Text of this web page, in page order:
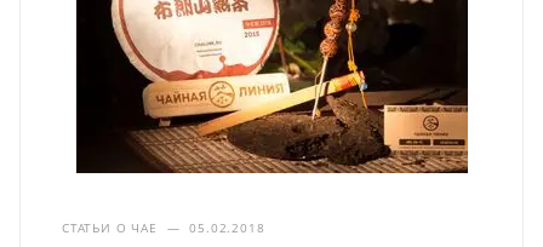
СТАТЬИ О ЧАЕ — 05.02.2018